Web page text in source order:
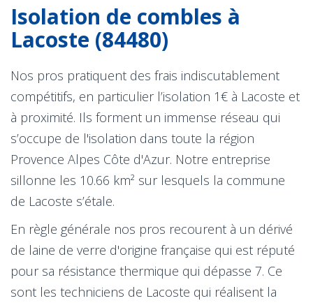
Isolation de combles à
Lacoste (84480)
Nos pros pratiquent des frais indiscutablement
compétitifs, en particulier l’isolation 1€ à Lacoste et
à proximité. Ils forment un immense réseau qui
s’occupe de l'isolation dans toute la région
Provence Alpes Côte d'Azur. Notre entreprise
sillonne les 10.66 km² sur lesquels la commune
de Lacoste s’étale.
En règle générale nos pros recourent à un dérivé
de laine de verre d'origine française qui est réputé
pour sa résistance thermique qui dépasse 7. Ce
sont les techniciens de Lacoste qui réalisent la